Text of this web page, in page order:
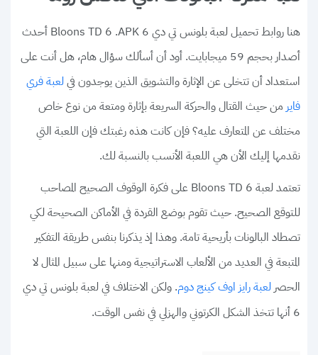
هنا روابط تحميل لعبة بلونس تي دي 6 Bloons TD 6 .APK أحدث
أصدار بحجم 59 ميجابايت. أود أن أسألك سؤال هام، هل أنت على
استعداد أن تتخلى عن الإثارة والتشويق الذين يوجدون فيلعبة فري
فاير من حيث القتال والحركة السريعة بإثارة ومتعة من نوع خاص
مختلف عن المتعارف عليه؟ فإن كانت هذه رغبتك فإن اللعبة التي
نقدمها إليك الأن هي اللعبة الأنسب بالنسبة لك.
تعتمد لعبة Bloons TD 6 على فكرة الوقوف الصحيح المصاحب
للتوقع الصحيح. حيث تقوم بوضع القردة في الأماكن الصحيحة لكي
تصطاد البالونات بأريحية تامة. وهذا إذ يذكرنا بنفس طريقة التفكير
المتبعة في العديد من الألعاب الاستراتيجية ومنها على سبيل المثال لا
الحصر لعبة رايز اوف كينج دوم. ولكن الاختلاف في لعبة بلونس تي دي
6 أنها تتخذ الشكل الكرتوني والهزلي في نفس الوقت.